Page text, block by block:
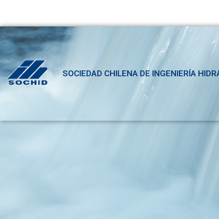
SOCIEDAD CHILENA DE INGENIERÍA